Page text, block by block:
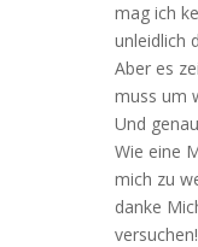
mag ich
unleidlich
Aber es
muss um
Und
Wie eine
mich zu
danke
versuchen!